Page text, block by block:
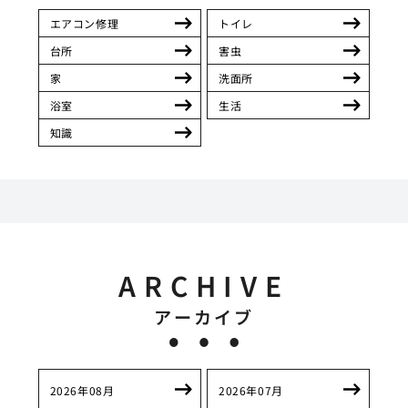
エアコン修理
トイレ
台所
害虫
家
洗面所
浴室
生活
知識
ARCHIVE
アーカイブ
2026年08月 2026年07月